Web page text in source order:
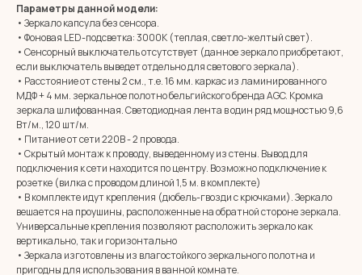
Параметры данной модели:
• Зеркало капсула без сенсора.
• Фоновая LED-подсветка: 3000К (теплая, светло-желтый свет).
• Сенсорный выключатель отсутствует (данное зеркало приобретают,
если выключатель выведет отдельно для светового зеркала).
• Расстояние от стены 2 см., т.е. 16 мм. каркас из ламинированного
МДФ + 4 мм. зеркальное полотно бельгийского бренда AGC. Кромка
зеркала шлифованная. Светодиодная лента в один ряд мощностью 9,6
Вт/м., 120 шт/м.
• Питание от сети 220В - 2 провода.
• Скрытый монтаж к проводу, выведенному из стены. Вывод для
подключения к сети находится по центру. Возможно подключение к
розетке (вилка с проводом длиной 1,5 м. в комплекте)
• В комплекте идут крепления (дюбель-гвозди с крючками). Зеркало
вешается на проушины, расположенные на обратной стороне зеркала.
Универсальные крепления позволяют расположить зеркало как
вертикально, так и горизонтально
• Зеркала изготовлены из влагостойкого зеркального полотна и
пригодны для использования в ванной комнате.
MIRROR ROOM